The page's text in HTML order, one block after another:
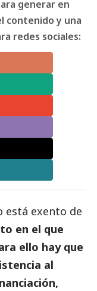
generar en
contenido y una
redes sociales:
está exento de
en el que
ello hay que
al